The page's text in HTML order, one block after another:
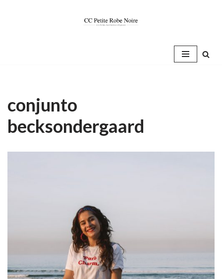
conjunto
becksondergaard